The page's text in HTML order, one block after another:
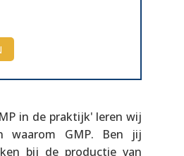
in de praktijk' leren wij
waarom GMP. Ben jij
bij de productie van